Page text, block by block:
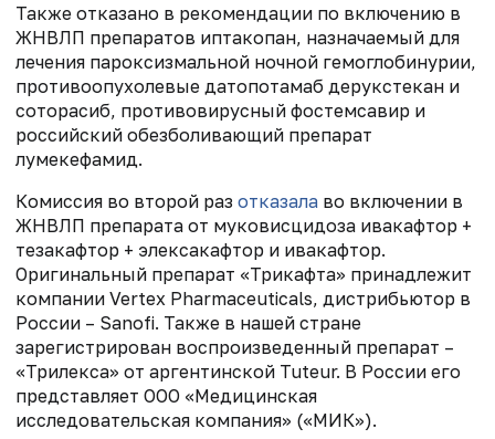
Также отказано в рекомендации по включению в
ЖНВЛП препаратов иптакопан, назначаемый для
лечения пароксизмальной ночной гемоглобинурии,
противоопухолевые датопотамаб дерукстекан и
соторасиб, противовирусный фостемсавир и
российский обезболивающий препарат
лумекефамид.
Комиссия во второй раз отказала во включении в
ЖНВЛП препарата от муковисцидоза ивакафтор +
тезакафтор + элексакафтор и ивакафтор.
Оригинальный препарат «Трикафта» принадлежит
компании Vertex Pharmaceuticals, дистрибьютор в
России – Sanofi. Также в нашей стране
зарегистрирован воспроизведенный препарат –
«Трилекса» от аргентинской Tuteur. В России его
представляет ООО «Медицинская
исследовательская компания» («МИК»).